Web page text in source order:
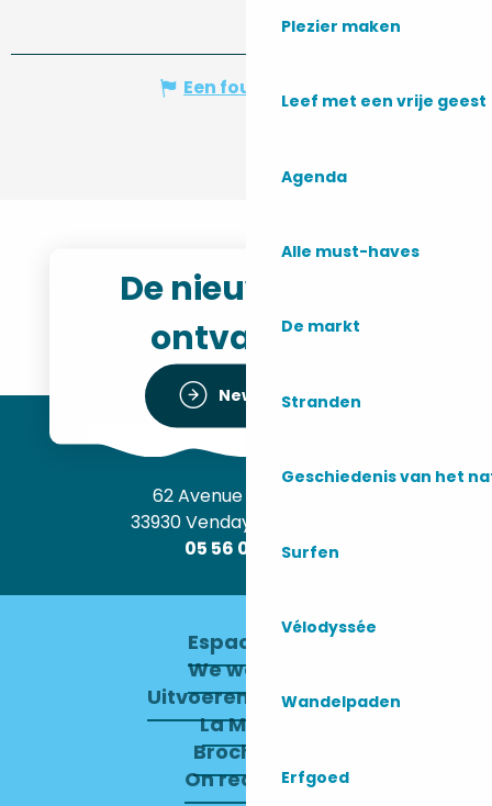
Plezier maken
Leef met een vrije geest
Agenda
Alle must-haves
De markt
Stranden
Geschiedenis van het
Surfen
Vélodyssée
Wandelpaden
Erfgoed
Een fout melden
De nieuwsbrief
ontvangen
Newsletter
62 Avenue de l’Océan
33930 Vendays-Montalivet
05 56 09 30 12
Espace pro
We werven
Uitvoerend Comité
La Mairie
Brochures
On recrute !